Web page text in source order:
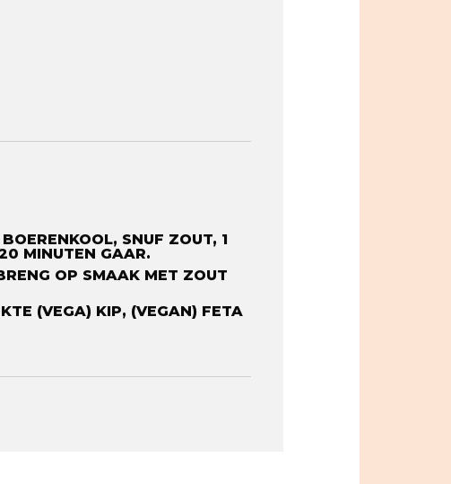
SNUF ZOUT, 1
MINUTEN GAAR.⁠
OP SMAAK MET ZOUT
(VEGA) KIP, (VEGAN) FETA